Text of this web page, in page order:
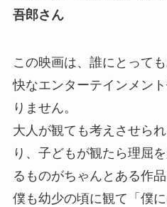
吾郎さん
この映画は、誰にとって
快なエンターテインメン
りません。
大人が観ても考えさせら
り、子どもが観たら理屈
るものがちゃんとある作
僕も幼少の頃に観て「僕